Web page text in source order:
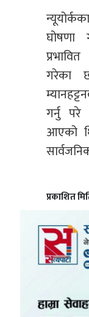
घोषणा
गरेका
गर्नु परे
आएको
प्रकाशित